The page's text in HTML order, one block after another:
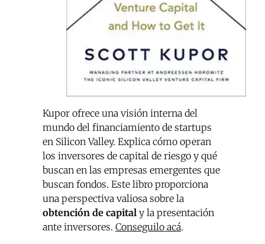
Kupor ofrece una visión interna del
mundo del financiamiento de startups
en Silicon Valley. Explica cómo operan
los inversores de capital de riesgo y qué
buscan en las empresas emergentes que
buscan fondos. Este libro proporciona
una perspectiva valiosa sobre la
obtención de capital y la presentación
ante inversores. Conseguilo acá.